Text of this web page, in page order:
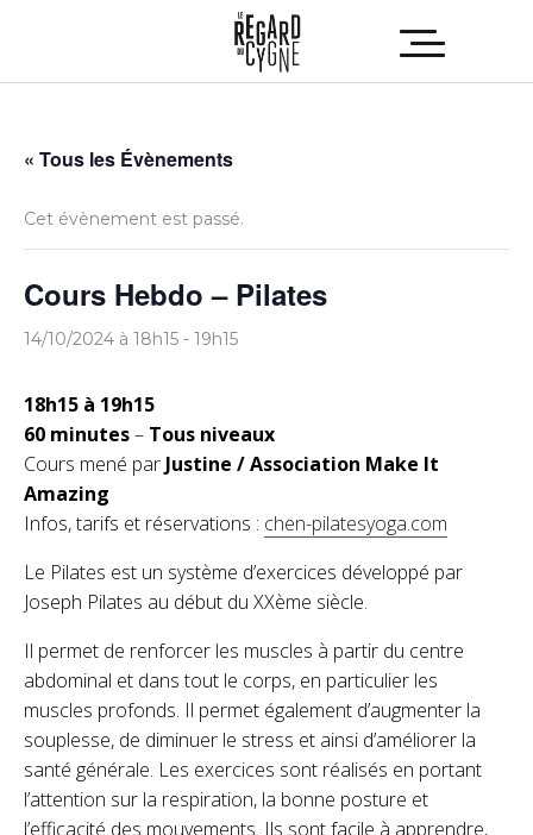
« Tous les Évènements
Cet évènement est passé.
Cours Hebdo – Pilates
14/10/2024 à 18h15 - 19h15
18h15 à 19h15
60 minutes– Tous niveaux
Cours mené par Justine / Association Make It
Amazing
Infos, tarifs et réservations : chen-pilatesyoga.com
Le Pilates est un système d’exercices développé par
Joseph Pilates au début du XXème siècle.
Il permet de renforcer les muscles à partir du centre
abdominal et dans tout le corps, en particulier les
muscles profonds. Il permet également d’augmenter la
souplesse, de diminuer le stress et ainsi d’améliorer la
santé générale. Les exercices sont réalisés en portant
l’attention sur la respiration, la bonne posture et
l’efficacité des mouvements. Ils sont facile à apprendre,